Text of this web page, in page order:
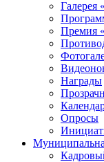
Галерея
Премия
Награды
Опросы